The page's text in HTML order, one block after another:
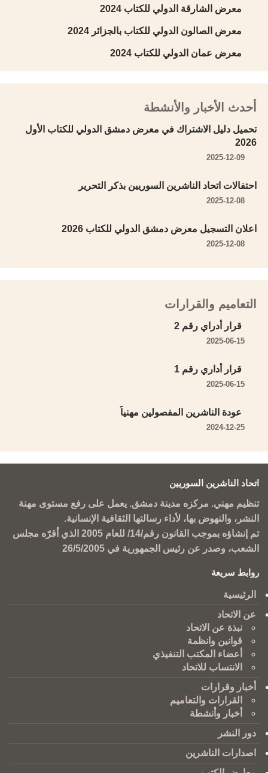
معرض الشارقة الدولي للكتاب 2024
معرض الصالون الدولي للكتاب بالجزائر 2024
معرض عمان الدولي للكتاب 2024
أحدث الأخبار والأنشطة
تحميل دليل الاشتراك في معرض دمشق الدولي للكتاب الأول
2026
2025-12-09
احتفالات اتحاد الناشرين السوريين بذكر التحرير
2025-12-08
اعلان التسجيل معرض دمشق الدولي للكتاب 2026
2025-12-08
التعاميم والقرارات
قرار أدراي رقم 2
2025-06-15
قرار أداري رقم 1
2025-06-15
عودة الناشرين المفصولين مهنياً
2024-12-25
اتحاد الناشرين السوريين
تنظيم مهني. مركزه مدينة دمشق. يعمل على رفع مستوى مهنة
النشر، والنهوض بها، لأداء رسالتها الثقافية الإنسانية.
تم إنشاؤه بموجب القانون رقم/14/ للعام 2005 الذي أقرّه مجلس
الشعب، وصدر عن رئيس الجمهورية في 26/5/2005
روابط سريعة
الرئيسية
عن الاتحاد
نبذة عن الاتحاد
قوانين وانظمة
أعضاء المكتب التنفيذي
الانتساب للاتحاد
أخبار وقرارات
القرارات والتعاميم
أخبار وأنشطة
دور النشر
اصدارات الناشرين